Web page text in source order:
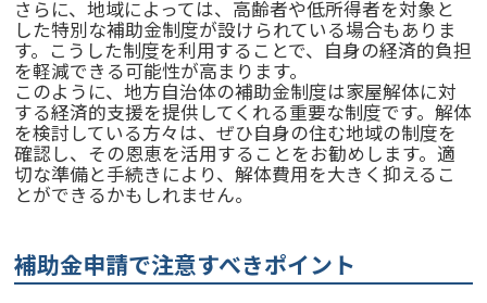
さらに、地域によっては、高齢者や低所得者を対象と
した特別な補助金制度が設けられている場合もありま
す。こうした制度を利用することで、自身の経済的負担
を軽減できる可能性が高まります。
このように、地方自治体の補助金制度は家屋解体に対
する経済的支援を提供してくれる重要な制度です。解体
を検討している方々は、ぜひ自身の住む地域の制度を
確認し、その恩恵を活用することをお勧めします。適
切な準備と手続きにより、解体費用を大きく抑えるこ
とができるかもしれません。
補助金申請で注意すべきポイント